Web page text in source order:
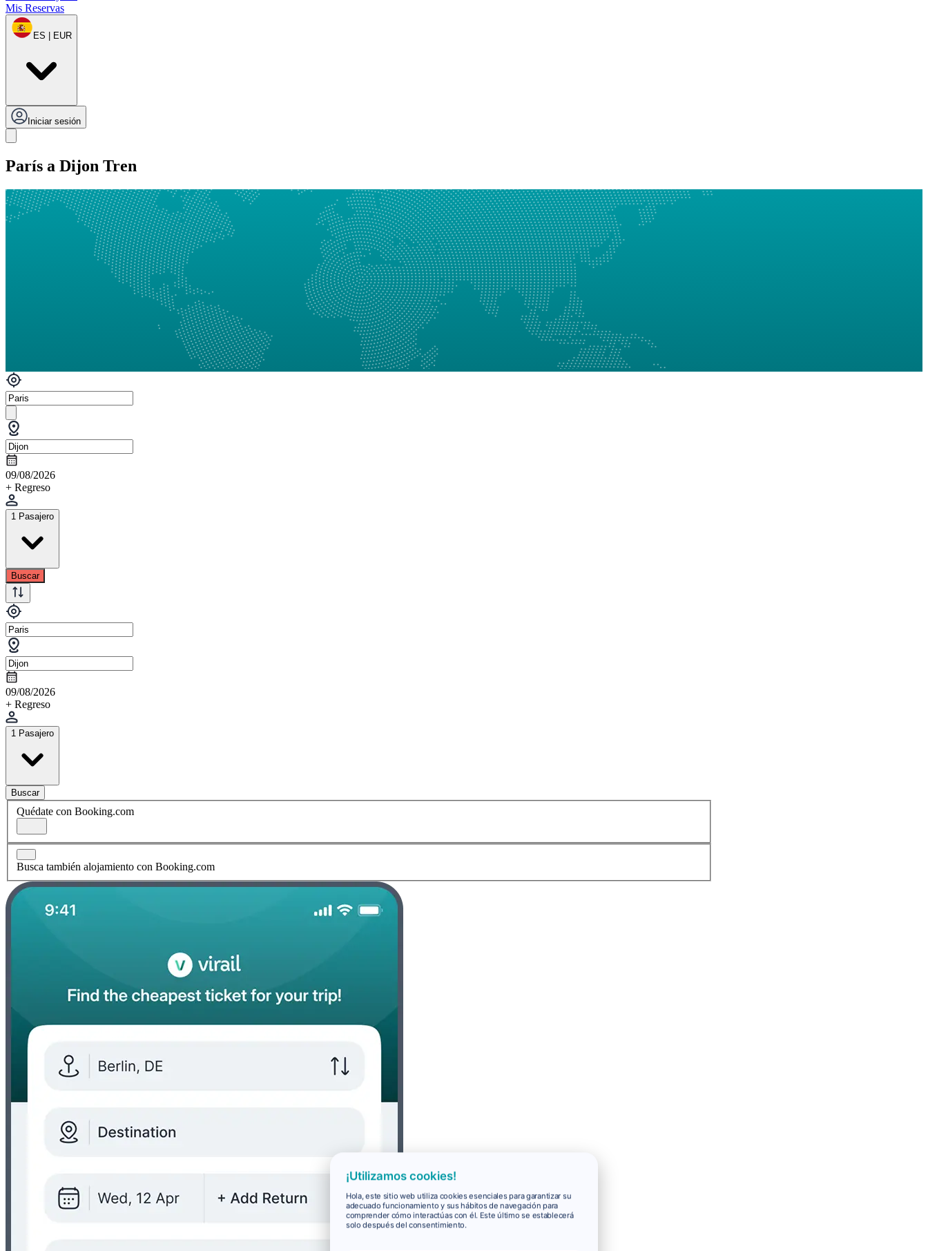
Mis Reservas
ES | EUR
Iniciar sesión
París a Dijon Tren
09/08/2026
+ Regreso
1 Pasajero
Buscar
09/08/2026
+ Regreso
1 Pasajero
Buscar
Quédate con Booking.com
Busca también alojamiento con Booking.com
¡Utilizamos cookies!
Hola, este sitio web utiliza cookies esenciales para garantizar su
adecuado funcionamiento y sus hábitos de navegación para
comprender cómo interactúas con él. Este último se establecerá
solo después del consentimiento.